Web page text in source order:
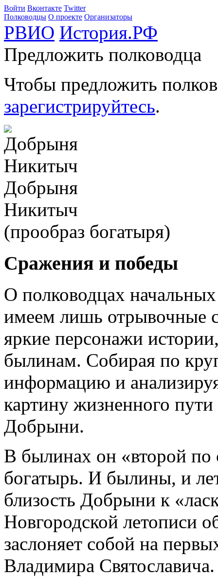
Войти Вконтакте Twitter
Полководцы О проекте Организаторы
РВИО История.РФ
Предложить полководца
Чтобы предложить
зарегистрируйтесь.
Добрыня
Никитыч
(прообраз богатыря)
Сражения и победы
О полководцах
имеем лишь отрывочные
яркие персонажи
былинам. Собирая по
информацию и
картину жизненного
Добрыни.
В былинах он «второй
богатырь. И былины, и
близость Добрыни к
Новгородской летописи
заслоняет собой на
Владимира Святославича.